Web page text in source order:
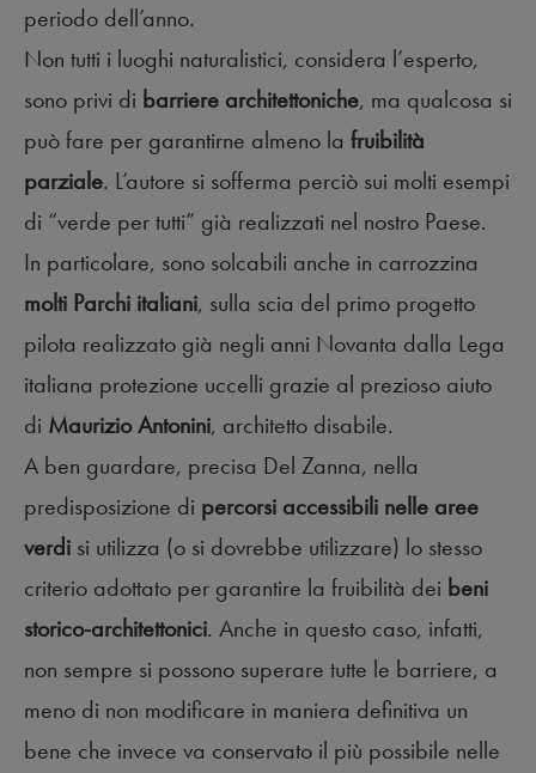
periodo dell’anno.
Non tutti i luoghi naturalistici, considera l’esperto,
sono privi di barriere architettoniche, ma qualcosa si
può fare per garantirne almeno la fruibilità
parziale. L’autore si sofferma perciò sui molti esempi
di “verde per tutti” già realizzati nel nostro Paese.
In particolare, sono solcabili anche in carrozzina
molti Parchi italiani, sulla scia del primo progetto
pilota realizzato già negli anni Novanta dalla Lega
italiana protezione uccelli grazie al prezioso aiuto
di Maurizio Antonini, architetto disabile.
A ben guardare, precisa Del Zanna, nella
predisposizione di percorsi accessibili nelle aree
verdi si utilizza (o si dovrebbe utilizzare) lo stesso
criterio adottato per garantire la fruibilità dei beni
storico-architettonici. Anche in questo caso, infatti,
non sempre si possono superare tutte le barriere, a
meno di non modificare in maniera definitiva un
bene che invece va conservato il più possibile nelle